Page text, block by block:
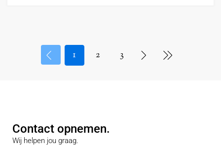
1 2 3
Contact opnemen.
Wij helpen jou graag.